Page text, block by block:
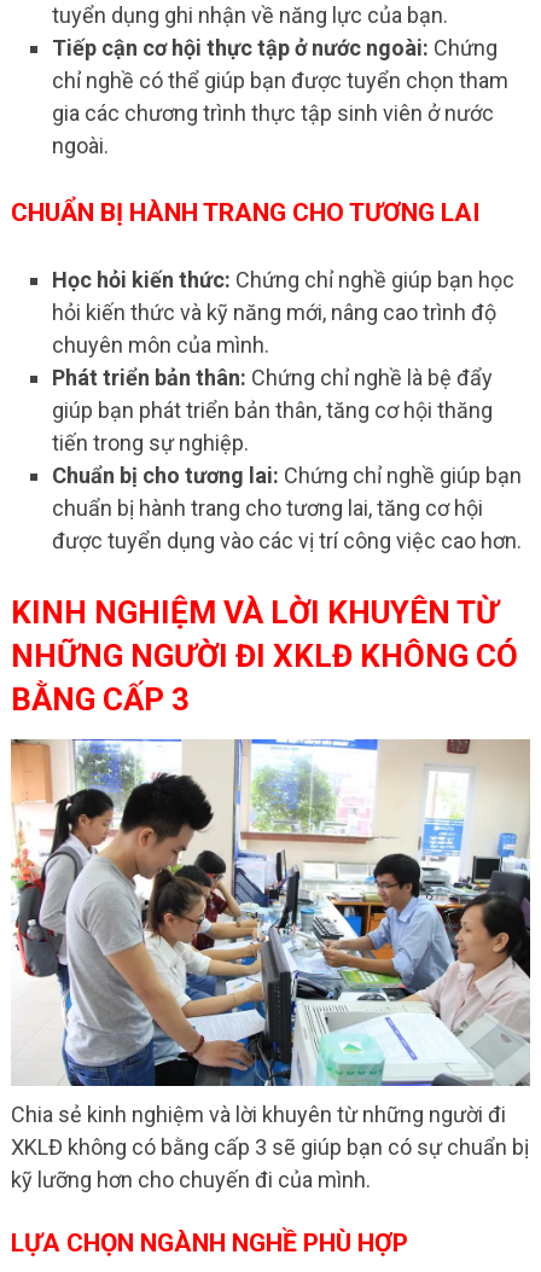
tuyển dụng ghi nhận về năng lực của bạn.
Tiếp cận cơ hội thực tập ở nước ngoài: Chứng
chỉ nghề có thể giúp bạn được tuyển chọn tham
gia các chương trình thực tập sinh viên ở nước
ngoài.
CHUẨN BỊ HÀNH TRANG CHO TƯƠNG LAI
Học hỏi kiến thức: Chứng chỉ nghề giúp bạn học
hỏi kiến thức và kỹ năng mới, nâng cao trình độ
chuyên môn của mình.
Phát triển bản thân: Chứng chỉ nghề là bệ đẩy
giúp bạn phát triển bản thân, tăng cơ hội thăng
tiến trong sự nghiệp.
Chuẩn bị cho tương lai: Chứng chỉ nghề giúp bạn
chuẩn bị hành trang cho tương lai, tăng cơ hội
được tuyển dụng vào các vị trí công việc cao hơn.
KINH NGHIỆM VÀ LỜI KHUYÊN TỪ
NHỮNG NGƯỜI ĐI XKLĐ KHÔNG CÓ
BẰNG CẤP 3
Chia sẻ kinh nghiệm và lời khuyên từ những người đi
XKLĐ không có bằng cấp 3 sẽ giúp bạn có sự chuẩn bị
kỹ lưỡng hơn cho chuyến đi của mình.
LỰA CHỌN NGÀNH NGHỀ PHÙ HỢP